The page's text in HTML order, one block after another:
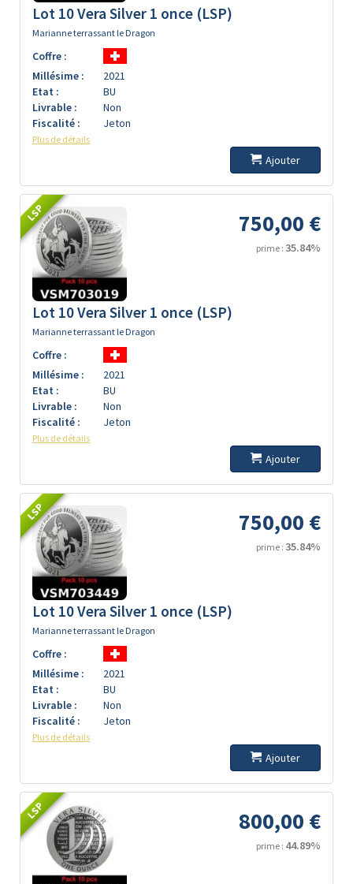
Lot 10 Vera Silver 1 once (LSP)
Marianne terrassant le Dragon
Coffre :
Millésime :
2021
Etat :
BU
Livrable :
Non
Fiscalité :
Jeton
Plus de détails
Ajouter
LSP 750,00 €
prime : 35.84%
Lot 10 Vera Silver 1 once (LSP)
Marianne terrassant le Dragon
Coffre :
Millésime :
2021
Etat :
BU
Livrable :
Non
Fiscalité :
Jeton
Plus de détails
Ajouter
LSP 750,00 €
prime : 35.84%
Lot 10 Vera Silver 1 once (LSP)
Marianne terrassant le Dragon
Coffre :
Millésime :
2021
Etat :
BU
Livrable :
Non
Fiscalité :
Jeton
Plus de détails
Ajouter
LSP 800,00 €
prime : 44.89%